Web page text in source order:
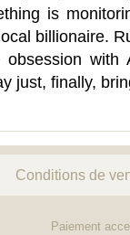
is
billionaire.
obsession
just, finally,
Conditions de
Paiement